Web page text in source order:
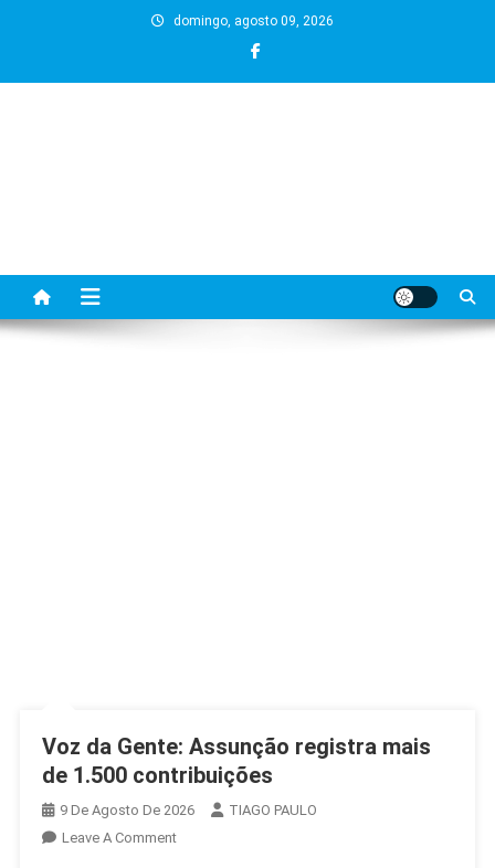
domingo, agosto 09, 2026
Voz da Gente: Assunção registra mais
de 1.500 contribuições
9 De Agosto De 2026
TIAGO PAULO
Leave A CommentOn